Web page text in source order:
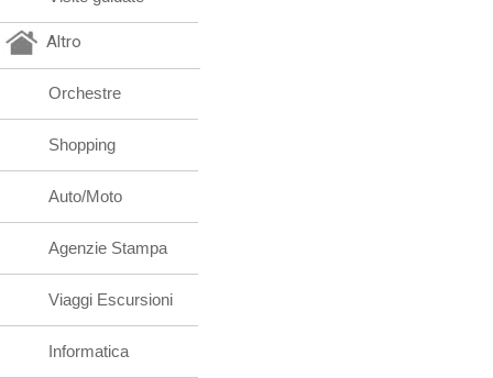
Altro
Orchestre
Shopping
Auto/Moto
Agenzie Stampa
Viaggi Escursioni
Informatica